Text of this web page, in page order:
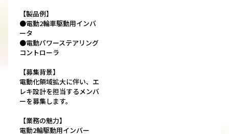
【製品例】
●電動2輪車駆動用インバ
ータ
●電動パワーステアリング
コントローラ
【募集背景】
電動化領域拡大に伴い、エ
レキ設計を担当するメンバ
ーを募集します。
【業務の魅力】
電動2輪駆動用インバー